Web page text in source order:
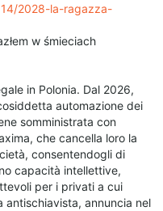
2028-la-ragazza-
w śmieciach
in Polonia. Dal 2026,
automazione dei
somministrata con
che cancella loro la
consentendogli di
capacità intellettive,
per i privati a cui
annuncia nel